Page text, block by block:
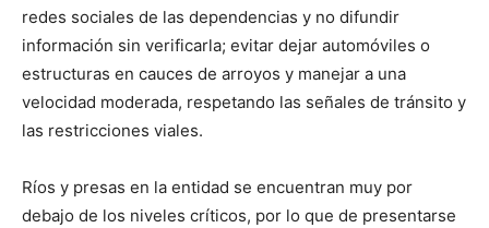
redes sociales de las dependencias y no difundir
información sin verificarla; evitar dejar automóviles o
estructuras en cauces de arroyos y manejar a una
velocidad moderada, respetando las señales de tránsito y
las restricciones viales.
Ríos y presas en la entidad se encuentran muy por
debajo de los niveles críticos, por lo que de presentarse